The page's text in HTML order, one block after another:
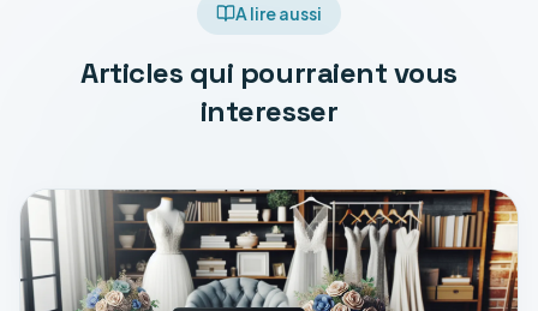
A lire aussi
Articles qui pourraient vous
interesser